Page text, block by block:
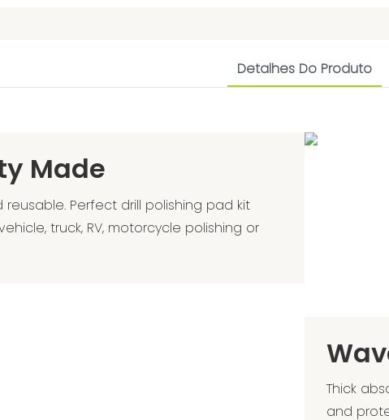
Detalhes Do Produto
Made
Perfect drill polishing pad kit
truck, RV, motorcycle polishing or
Thick
and